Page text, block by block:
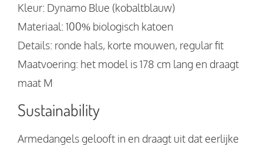
Kleur: Dynamo Blue (kobaltblauw)
Materiaal: 100% biologisch katoen
Details: ronde hals, korte mouwen, regular fit
Maatvoering: het model is 178 cm lang en draagt
maat M
Sustainability
Armedangels gelooft in en draagt uit dat eerlijke